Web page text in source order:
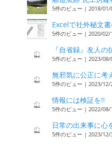
5件のビュー | 2018/01/
Excelで社外秘文
5件のビュー | 2020/02/
『自省録』友人の
5件のビュー | 2023/08/
無邪気に公正に考
5件のビュー | 2023/12/
情報には検証を!!
5件のビュー | 2022/08/
日常の出来事に心
5件のビュー | 2023/12/